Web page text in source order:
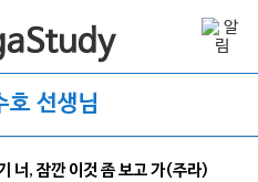
호 선생님
너, 잠깐 이것 좀 보고 가(주라)